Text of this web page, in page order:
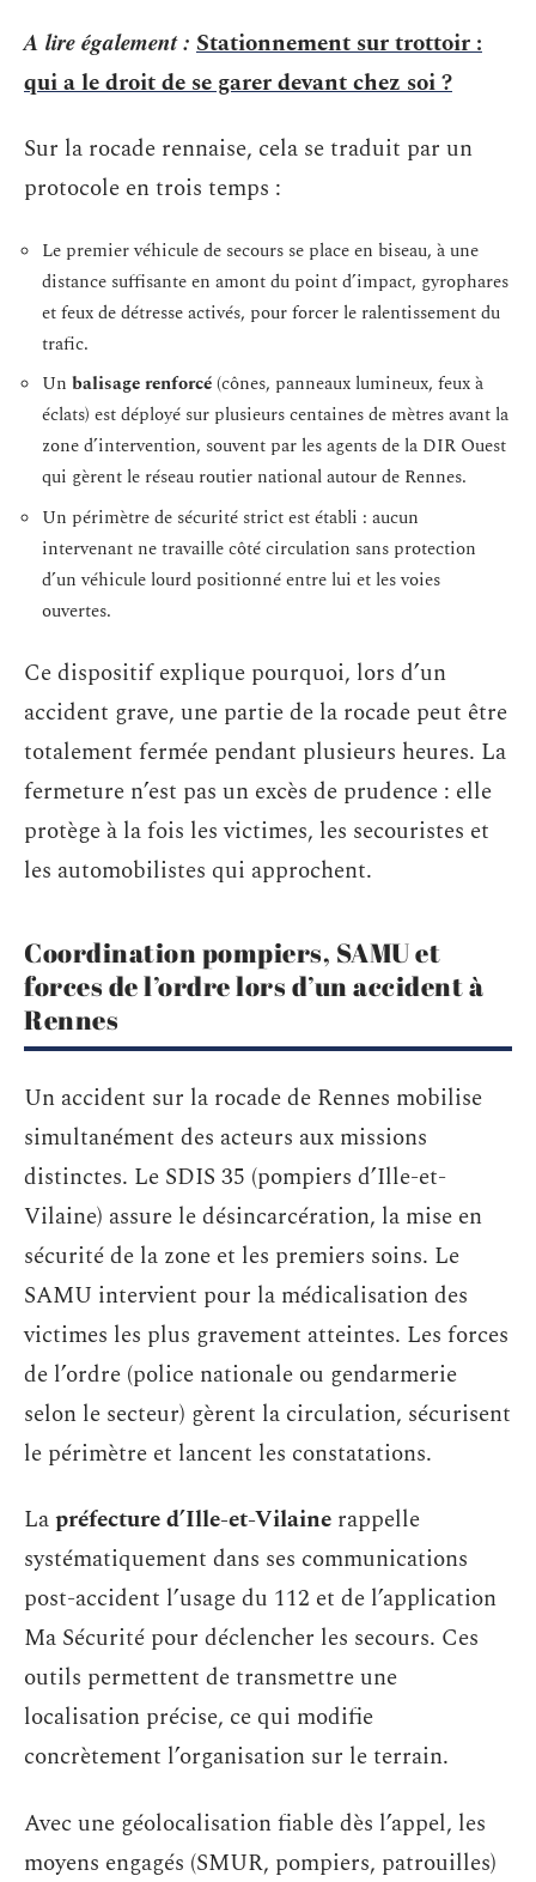
A lire également : Stationnement sur trottoir :
qui a le droit de se garer devant chez soi ?
Sur la rocade rennaise, cela se traduit par un
protocole en trois temps :
Le premier véhicule de secours se place en biseau, à une
distance suffisante en amont du point d’impact, gyrophares
et feux de détresse activés, pour forcer le ralentissement du
trafic.
Un balisage renforcé(cônes, panneaux lumineux, feux à
éclats) est déployé sur plusieurs centaines de mètres avant la
zone d’intervention, souvent par les agents de la DIR Ouest
qui gèrent le réseau routier national autour de Rennes.
Un périmètre de sécurité strict est établi : aucun
intervenant ne travaille côté circulation sans protection
d’un véhicule lourd positionné entre lui et les voies
ouvertes.
Ce dispositif explique pourquoi, lors d’un
accident grave, une partie de la rocade peut être
totalement fermée pendant plusieurs heures. La
fermeture n’est pas un excès de prudence : elle
protège à la fois les victimes, les secouristes et
les automobilistes qui approchent.
Coordination pompiers, SAMU et
forces de l’ordre lors d’un accident à
Rennes
Un accident sur la rocade de Rennes mobilise
simultanément des acteurs aux missions
distinctes. Le SDIS 35 (pompiers d’Ille-et-
Vilaine) assure le désincarcération, la mise en
sécurité de la zone et les premiers soins. Le
SAMU intervient pour la médicalisation des
victimes les plus gravement atteintes. Les forces
de l’ordre (police nationale ou gendarmerie
selon le secteur) gèrent la circulation, sécurisent
le périmètre et lancent les constatations.
Lapréfecture d’Ille-et-Vilaine rappelle
systématiquement dans ses communications
post-accident l’usage du 112 et de l’application
Ma Sécurité pour déclencher les secours. Ces
outils permettent de transmettre une
localisation précise, ce qui modifie
concrètement l’organisation sur le terrain.
Avec une géolocalisation fiable dès l’appel, les
moyens engagés (SMUR, pompiers, patrouilles)